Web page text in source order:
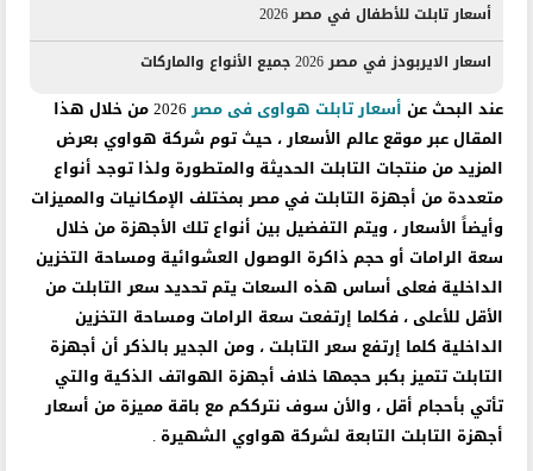
أسعار تابلت للأطفال في مصر 2026
اسعار الايربودز في مصر 2026 جميع الأنواع والماركات
عند البحث عن أسعار تابلت هواوى فى مصر
2026 من خلال هذا
المقال عبر موقع عالم الأسعار ، حيث توم شركة هواوي بعرض
المزيد من منتجات التابلت الحديثة والمتطورة ولذا توجد أنواع
متعددة من أجهزة التابلت في مصر بمختلف الإمكانيات والمميزات
وأيضاً الأسعار ، ويتم التفضيل بين أنواع تلك الأجهزة من خلال
سعة الرامات أو حجم ذاكرة الوصول العشوائية ومساحة التخزين
الداخلية فعلى أساس هذه السعات يتم تحديد سعر التابلت من
الأقل للأعلى ، فكلما إرتفعت سعة الرامات ومساحة التخزين
الداخلية كلما إرتفع سعر التابلت ، ومن الجدير بالذكر أن أجهزة
التابلت تتميز بكبر حجمها خلاف أجهزة الهواتف الذكية والتي
تأتي بأحجام أقل ، والأن سوف نترككم مع باقة مميزة من أسعار
أجهزة التابلت التابعة لشركة هواوي الشهيرة .